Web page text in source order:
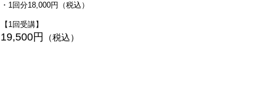
・1回分18,000円（税込）
【1回受講】
19,500円 （税込）